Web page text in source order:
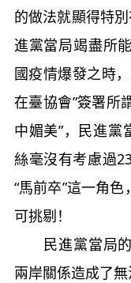
的做法就顯得特
進黨當局竭盡所
國疫情爆發之時
在臺協會”簽署所
中媚美”，民進黨
絲毫沒有考慮過
“馬前卒”這一角
可挑剔！
民進黨當局的
兩岸關係造成了無